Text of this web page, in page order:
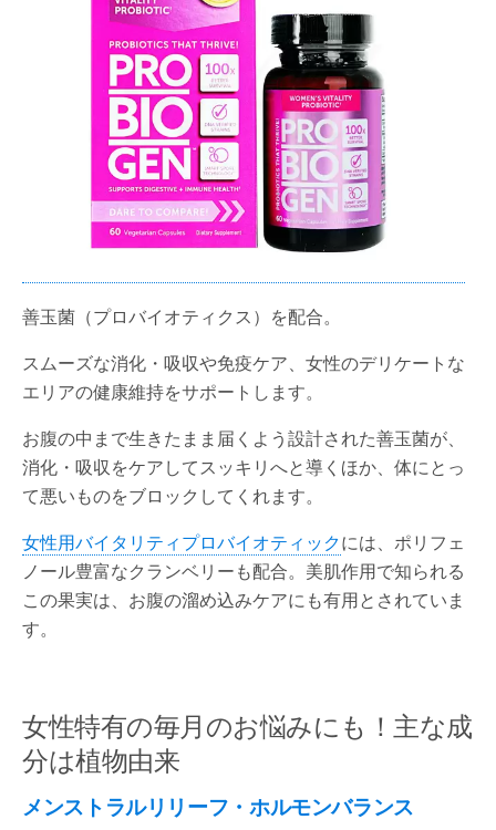
善玉菌（プロバイオティクス）を配合。
スムーズな消化・吸収や免疫ケア、女性のデリケートな
エリアの健康維持をサポートします。
お腹の中まで生きたまま届くよう設計された善玉菌が、
消化・吸収をケアしてスッキリへと導くほか、体にとっ
て悪いものをブロックしてくれます。
女性用バイタリティプロバイオティックには、ポリフェ
ノール豊富なクランベリーも配合。美肌作用で知られる
この果実は、お腹の溜め込みケアにも有用とされていま
す。
女性特有の毎月のお悩みにも！主な成
分は植物由来
メンストラルリリーフ・ホルモンバランス